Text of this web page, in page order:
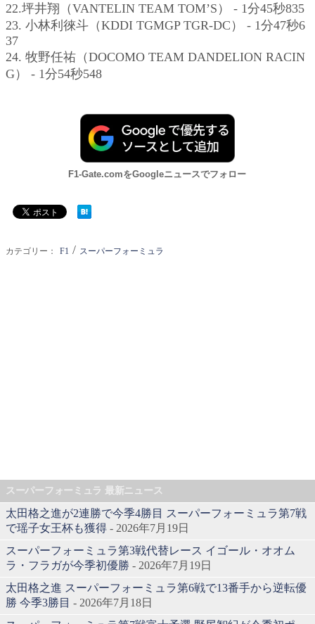
22.坪井翔（VANTELIN TEAM TOM’S） - 1分45秒835
23. 小林利徠斗（KDDI TGMGP TGR-DC） - 1分47秒6
37
24. 牧野任祐（DOCOMO TEAM DANDELION RACIN
G） - 1分54秒548
F1-Gate.comをGoogleニュースでフォロー
カテゴリー： F1 / スーパーフォーミュラ
スーパーフォーミュラ 最新ニュース
太田格之進が2連勝で今季4勝目 スーパーフォーミュラ第7戦
で瑶子女王杯も獲得 - 2026年7月19日
スーパーフォーミュラ第3戦代替レース イゴール・オオム
ラ・フラガが今季初優勝 - 2026年7月19日
太田格之進 スーパーフォーミュラ第6戦で13番手から逆転優
勝 今季3勝目 - 2026年7月18日